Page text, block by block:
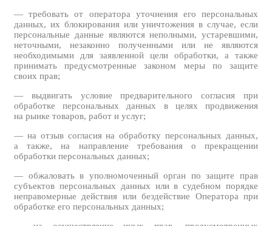
— требовать от оператора уточнения его персональных
данных, их блокирования или уничтожения в случае, если
персональные данные являются неполными, устаревшими,
неточными, незаконно полученными или не являются
необходимыми для заявленной цели обработки, а также
принимать предусмотренные законом меры по защите
своих прав;
— выдвигать условие предварительного согласия при
обработке персональных данных в целях продвижения
на рынке товаров, работ и услуг;
— на отзыв согласия на обработку персональных данных,
а также, на направление требования о прекращении
обработки персональных данных;
— обжаловать в уполномоченный орган по защите прав
субъектов персональных данных или в судебном порядке
неправомерные действия или бездействие Оператора при
обработке его персональных данных;